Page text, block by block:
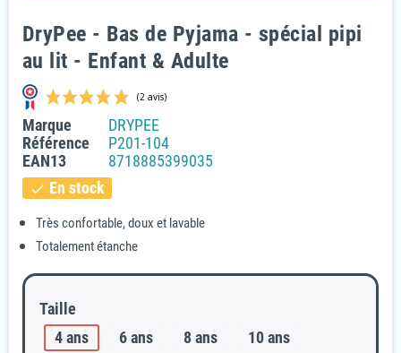
DryPee - Bas de Pyjama - spécial pipi
au lit - Enfant & Adulte
Marque
DRYPEE
Référence
P201-104
EAN13
8718885399035
check En stock
Très confortable, doux et lavable
Totalement étanche
Taille
4 ans
6 ans 8 ans
10 ans